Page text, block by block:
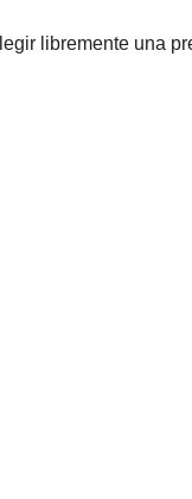
libremente una